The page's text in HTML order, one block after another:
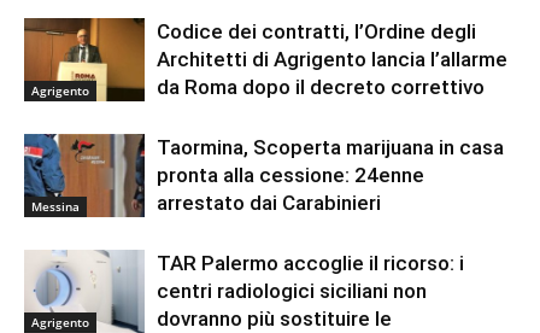
Agrigento
Codice dei contratti, l’Ordine degli
Architetti di Agrigento lancia l’allarme
da Roma dopo il decreto correttivo
Messina
Taormina, Scoperta marijuana in casa
pronta alla cessione: 24enne
arrestato dai Carabinieri
Agrigento
TAR Palermo accoglie il ricorso: i
centri radiologici siciliani non
dovranno più sostituire le